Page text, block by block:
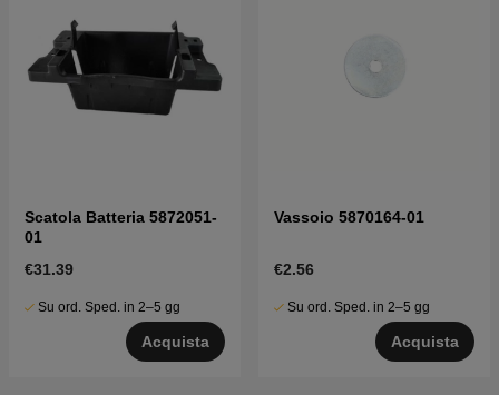
Scatola Batteria 5872051-
01
€31.39
Su ord. Sped. in 2–5 gg
Acquista
Vassoio 5870164-01
€2.56
Su ord. Sped. in 2–5 gg
Acquista